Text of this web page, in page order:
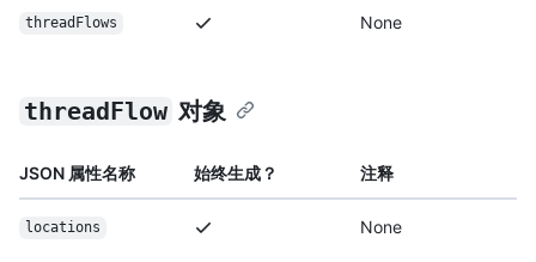
threadFlows None
threadFlow 对象
JSON 属性名称 始终生成？ 注释
locations None